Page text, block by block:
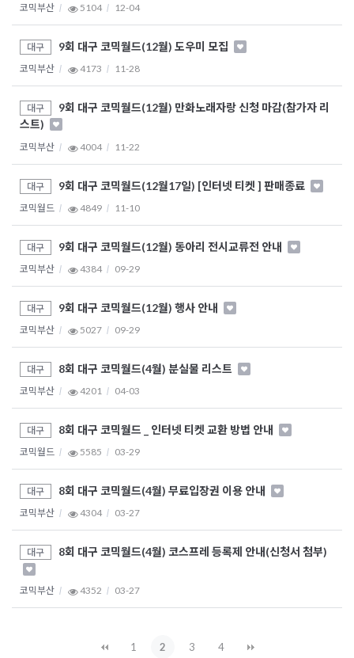
코믹부산 5104 12-04
대구 9회 대구 코믹월드(12월) 도우미 모집
코믹부산 4173 11-28
대구
9회 대구 코믹월드(12월) 만화노래자랑 신청 마감(참가자 리
스트)
코믹부산 4004 11-22
대구 9회 대구 코믹월드(12월17일) [인터넷 티켓 ] 판매종료
코믹월드 4849 11-10
대구 9회 대구 코믹월드(12월) 동아리 전시교류전 안내
코믹부산 4384 09-29
대구 9회 대구 코믹월드(12월) 행사 안내
코믹부산 5027 09-29
대구 8회 대구 코믹월드(4월) 분실물 리스트
코믹부산 4201 04-03
대구 8회 대구 코믹월드 _ 인터넷 티켓 교환 방법 안내
코믹월드 5585 03-29
대구 8회 대구 코믹월드(4월) 무료입장권 이용 안내
코믹부산 4304 03-27
대구 8회 대구 코믹월드(4월) 코스프레 등록제 안내(신청서 첨부)
코믹부산 4352 03-27
1 2 3 4